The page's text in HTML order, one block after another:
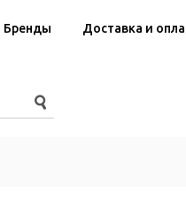
Бренды Доставка и